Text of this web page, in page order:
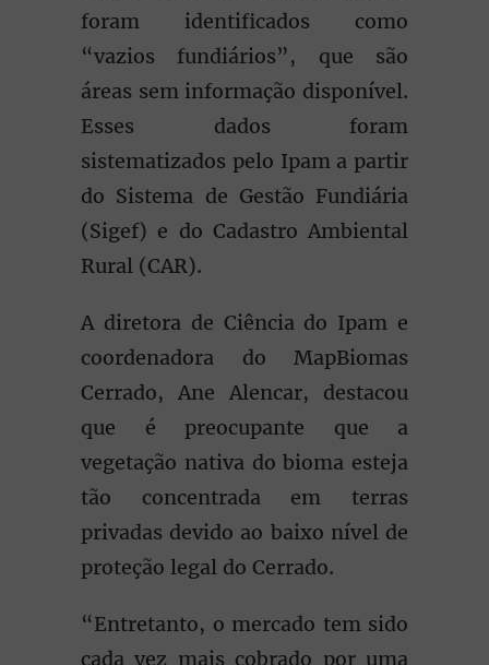
foram identificados como
“vazios fundiários”, que são
áreas sem informação disponível.
Esses dados foram
sistematizados pelo Ipam a partir
do Sistema de Gestão Fundiária
(Sigef) e do Cadastro Ambiental
Rural (CAR).
A diretora de Ciência do Ipam e
coordenadora do MapBiomas
Cerrado, Ane Alencar, destacou
que é preocupante que a
vegetação nativa do bioma esteja
tão concentrada em terras
privadas devido ao baixo nível de
proteção legal do Cerrado.
“Entretanto, o mercado tem sido
cada vez mais cobrado por uma